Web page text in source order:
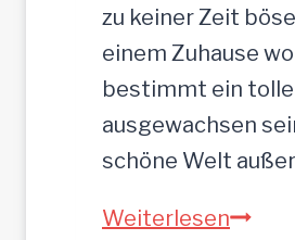
e
n
b
r
o
p
zu keiner Zeit
einem Zuhause
bestimmt ein
ausgewachsen
schöne Welt
WeiterlesenN